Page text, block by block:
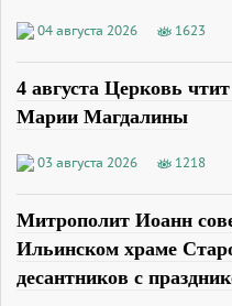
04 августа 2026 1623
4 августа Церковь
Марии Магдалины
03 августа 2026 1218
Митрополит Иоанн
Ильинском храме
десантников с